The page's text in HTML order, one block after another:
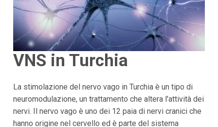
VNS in Turchia
La stimolazione del nervo vago in Turchia è un tipo di
neuromodulazione, un trattamento che altera l'attività dei
nervi. Il nervo vago è uno dei 12 paia di nervi cranici che
hanno origine nel cervello ed è parte del sistema